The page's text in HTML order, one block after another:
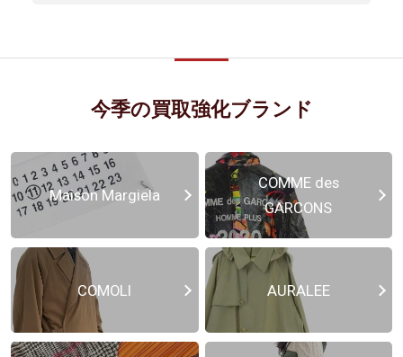
今季の買取強化ブランド
Maison Margiela
COMME des
GARCONS
COMOLI AURALEE